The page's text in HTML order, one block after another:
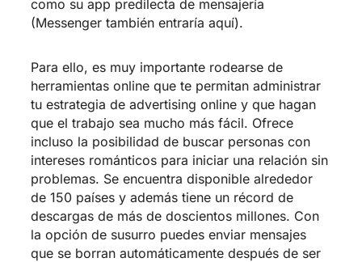
como su app predilecta de mensajería
(Messenger también entraría aquí).
Para ello, es muy importante rodearse de
herramientas online que te permitan administrar
tu estrategia de advertising online y que hagan
que el trabajo sea mucho más fácil. Ofrece
incluso la posibilidad de buscar personas con
intereses románticos para iniciar una relación sin
problemas. Se encuentra disponible alrededor
de 150 países y además tiene un récord de
descargas de más de doscientos millones. Con
la opción de susurro puedes enviar mensajes
que se borran automáticamente después de ser